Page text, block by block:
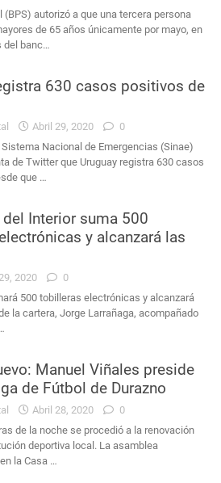
(BPS) autorizó a que una tercera persona
de 65 años únicamente por mayo, en
del banc…
630 casos positivos de
Abril 29, 2020
0
Nacional de Emergencias (Sinae)
de Twitter que Uruguay registra 630 casos
que …
Interior suma 500
y alcanzará las
2020
0
500 tobilleras electrónicas y alcanzará
la cartera, Jorge Larrañaga, acompañado
Manuel Viñales preside
de Fútbol de Durazno
Abril 28, 2020
0
de la noche se procedió a la renovación
deportiva local. La asamblea
la Casa …